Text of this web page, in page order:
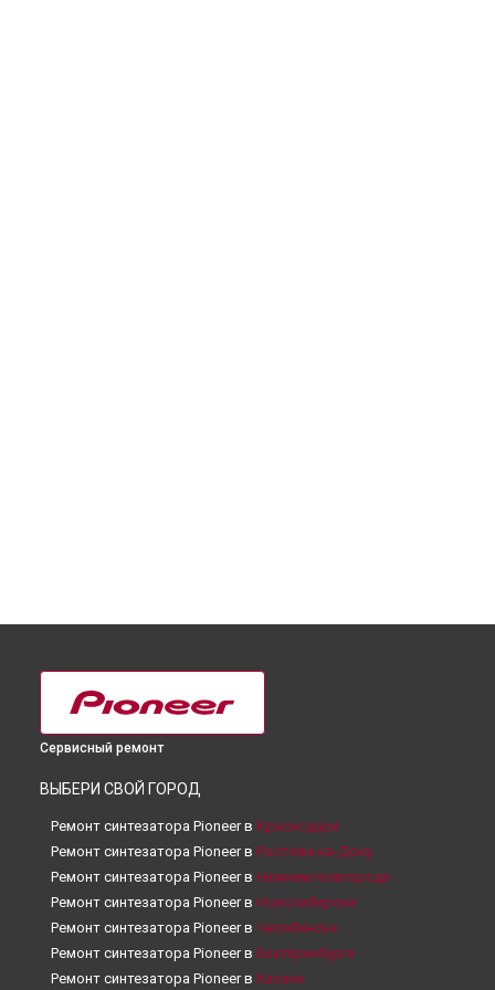
Сервисный ремонт
ВЫБЕРИ СВОЙ ГОРОД
Ремонт синтезатора Pioneer в Краснодаре
Ремонт синтезатора Pioneer в Ростове-на-Дону
Ремонт синтезатора Pioneer в Нижнем Новгороде
Ремонт синтезатора Pioneer в Новосибирске
Ремонт синтезатора Pioneer в Челябинске
Ремонт синтезатора Pioneer в Екатеринбурге
Ремонт синтезатора Pioneer в Казани